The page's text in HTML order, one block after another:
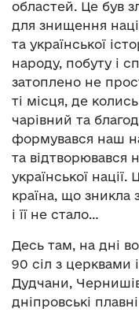
областей. Це був
для знищення
та української
народу, побуту і
затоплено не
ті місця, де
чарівний та
формувався наш
та відтворювався
української
країна, що зникла
і її не стало…
Десь там, на дні
90 сіл з церквами
Дудчани,
дніпровські